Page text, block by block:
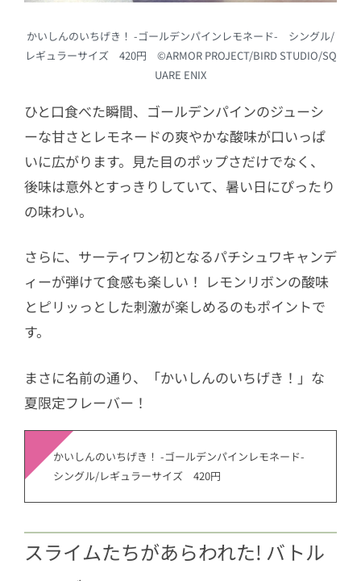
かいしんのいちげき！ -ゴールデンパインレモネード- シングル/
レギュラーサイズ 420円 ©ARMOR PROJECT/BIRD STUDIO/SQ
UARE ENIX
ひと口食べた瞬間、ゴールデンパインのジューシ
ーな甘さとレモネードの爽やかな酸味が口いっぱ
いに広がります。見た目のポップさだけでなく、
後味は意外とすっきりしていて、暑い日にぴったり
の味わい。
さらに、サーティワン初となるパチシュワキャンデ
ィーが弾けて食感も楽しい！ レモンリボンの酸味
とピリッっとした刺激が楽しめるのもポイントで
す。
まさに名前の通り、「かいしんのいちげき！」な
夏限定フレーバー！
かいしんのいちげき！ -ゴールデンパインレモネード-
シングル/レギュラーサイズ 420円
スライムたちがあらわれた! バトル